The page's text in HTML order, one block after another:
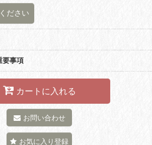
ださい
要事項
カートに入れる
お問い合わせ
お気に入り登録